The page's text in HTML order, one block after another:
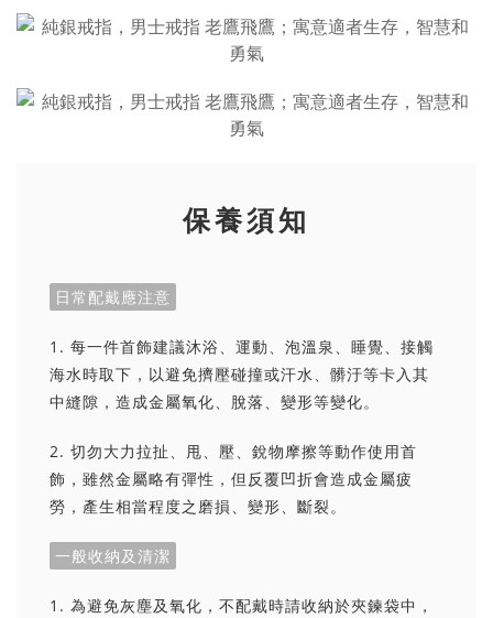
保養須知
日常配戴應注意
1. 每一件首飾建議沐浴、運動、泡溫泉、睡覺、接觸
海水時取下，以避免擠壓碰撞或汗水、髒汙等卡入其
中縫隙，造成金屬氧化、脫落、變形等變化。
2. 切勿大力拉扯、甩、壓、銳物摩擦等動作使用首
飾，雖然金屬略有彈性，但反覆凹折會造成金屬疲
勞，產生相當程度之磨損、變形、斷裂。
一般收納及清潔
1. 為避免灰塵及氧化，不配戴時請收納於夾鍊袋中，